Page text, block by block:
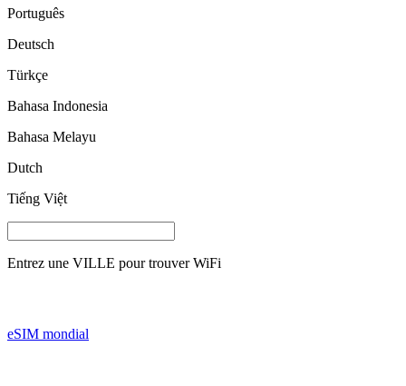
Português
Deutsch
Türkçe
Bahasa Indonesia
Bahasa Melayu
Dutch
Tiếng Việt
Entrez une VILLE pour trouver WiFi
eSIM mondial